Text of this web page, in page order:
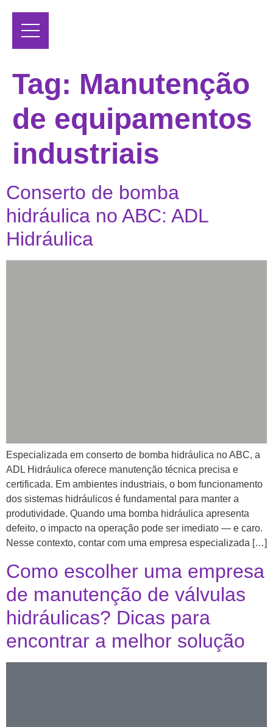
Tag: Manutenção
de equipamentos
industriais
Conserto de bomba
hidráulica no ABC: ADL
Hidráulica
Especializada em conserto de bomba hidráulica no ABC, a
ADL Hidráulica oferece manutenção técnica precisa e
certificada. Em ambientes industriais, o bom funcionamento
dos sistemas hidráulicos é fundamental para manter a
produtividade. Quando uma bomba hidráulica apresenta
defeito, o impacto na operação pode ser imediato — e caro.
Nesse contexto, contar com uma empresa especializada […]
Como escolher uma empresa
de manutenção de válvulas
hidráulicas? Dicas para
encontrar a melhor solução